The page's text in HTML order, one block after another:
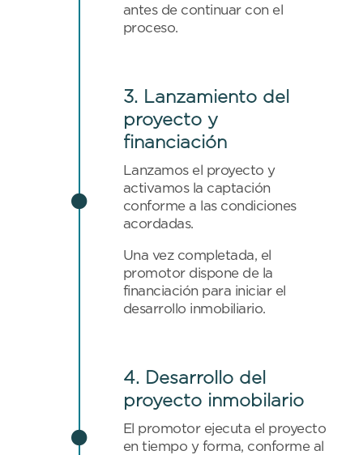
antes de continuar con el
proceso.

3. Lanzamiento del
proyecto y
financiación
Lanzamos el proyecto y
activamos la captación
conforme a las condiciones
acordadas.
Una vez completada, el
promotor dispone de la
financiación para iniciar el
desarrollo inmobiliario.

4. Desarrollo del
proyecto inmobilario
El promotor ejecuta el proyecto
en tiempo y forma, conforme al